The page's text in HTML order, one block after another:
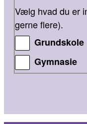
Vælg hvad du er
gerne flere).
Grundskole
Gymnasie